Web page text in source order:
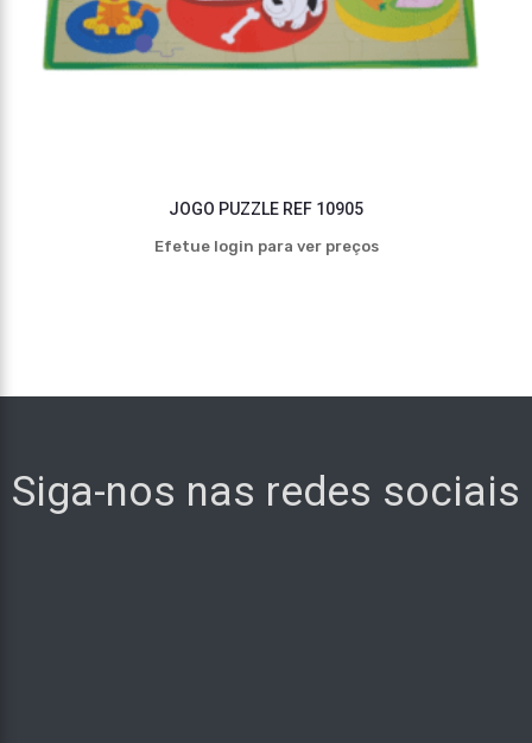
JOGO PUZZLE REF 10905
Efetue login para ver preços
Siga-nos nas redes sociais